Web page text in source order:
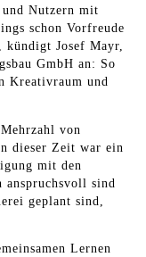
Nutzern mit
schon Vorfreude
kündigt Josef Mayr,
GmbH an: So
Kreativraum und
von
dieser Zeit war ein
mit den
anspruchsvoll sind
geplant sind,
Lernen